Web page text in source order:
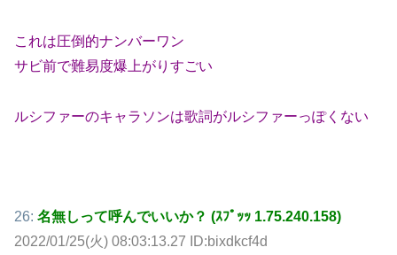
これは圧倒的ナンバーワン
サビ前で難易度爆上がりすごい
ルシファーのキャラソンは歌詞がルシファーっぽくない
26: 名無しって呼んでいいか？ (ｽﾌﾟｯｯ 1.75.240.158)
2022/01/25(火) 08:03:13.27 ID:bixdkcf4d